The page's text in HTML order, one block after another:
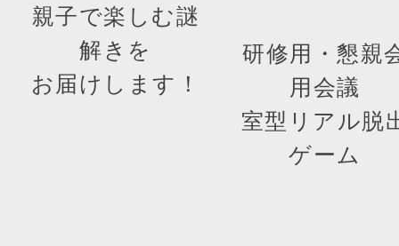
親子で楽しむ謎
解きを
お届けします！
研修用・懇親
用会議
室型リアル脱
ゲーム